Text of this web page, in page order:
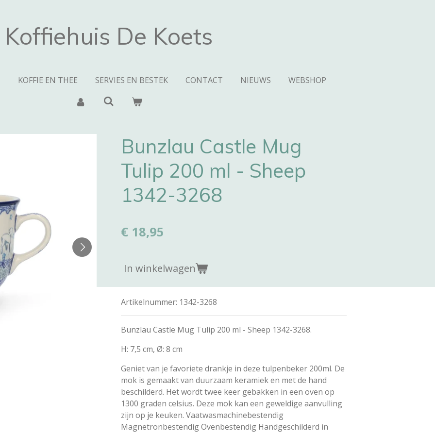
Koffiehuis De Koets
KOFFIE EN THEE SERVIES EN BESTEK CONTACT NIEUWS WEBSHOP
Bunzlau Castle Mug
Tulip 200 ml - Sheep
1342-3268
€ 18,95
In winkelwagen
Artikelnummer: 1342-3268
Bunzlau Castle Mug Tulip 200 ml - Sheep 1342-3268.
H: 7,5 cm, Ø: 8 cm
Geniet van je favoriete drankje in deze tulpenbeker 200ml. De
mok is gemaakt van duurzaam keramiek en met de hand
beschilderd. Het wordt twee keer gebakken in een oven op
1300 graden celsius. Deze mok kan een geweldige aanvulling
zijn op je keuken. Vaatwasmachinebestendig
Magnetronbestendig Ovenbestendig Handgeschilderd in